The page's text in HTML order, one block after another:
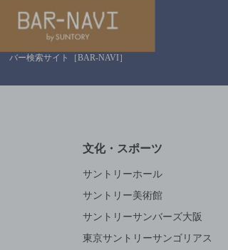
バー検索サイト［BAR-NAVI］
文化・スポーツ
サントリーホール
サントリー美術館
サントリーサンバーズ大阪
東京サントリーサンゴリアス